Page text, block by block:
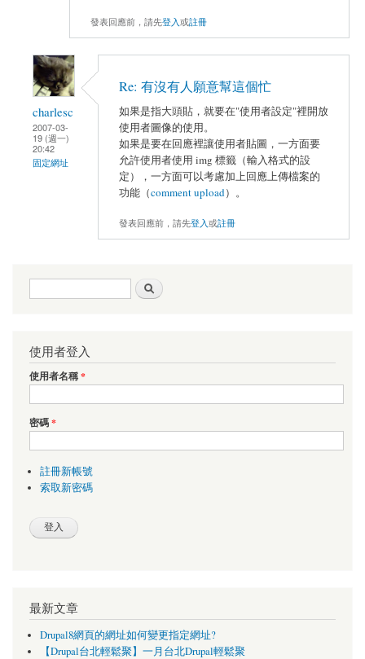
發表回應前，請先登入或註冊
charlesc
2007-03-
19 (週一)
20:42
固定網址
Re: 有沒有人願意幫這個忙
如果是指大頭貼，就要在"使用者設定"裡開放
使用者圖像的使用。
如果是要在回應裡讓使用者貼圖，一方面要
允許使用者使用 img 標籤（輸入格式的設
定），一方面可以考慮加上回應上傳檔案的
功能（comment upload）。
發表回應前，請先登入或註冊
搜尋表單
使用者登入
使用者名稱*
密碼*
註冊新帳號
索取新密碼
最新文章
Drupal8網頁的網址如何變更指定網址?
【Drupal台北輕鬆聚】一月台北Drupal輕鬆聚